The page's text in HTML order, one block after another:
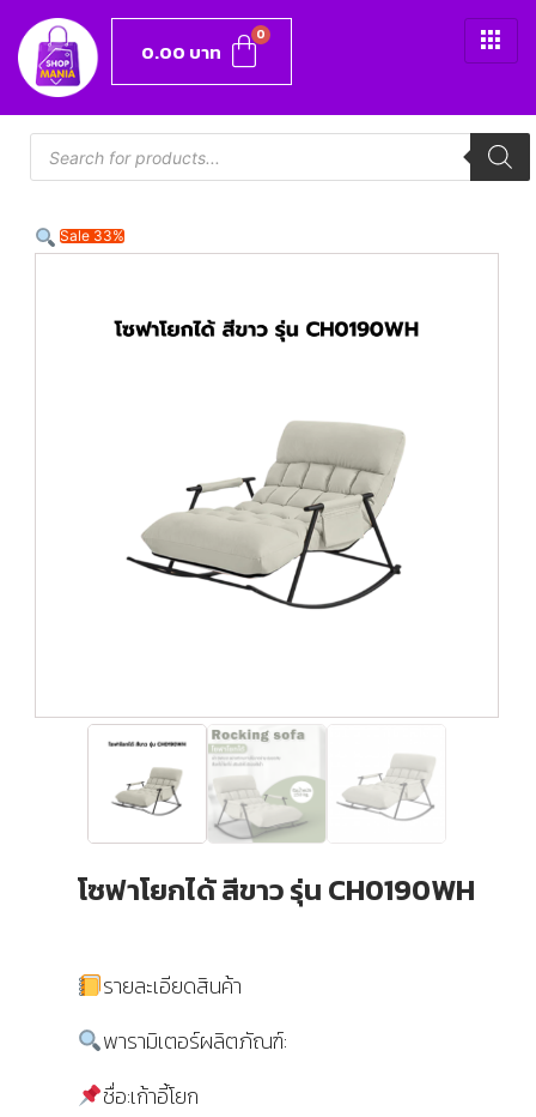
0.00 บาท
Sale 33%
โซฟาโยกได้ สีขาว รุ่น CH0190WH
รายละเอียดสินค้า
พารามิเตอร์ผลิตภัณฑ์:
ชื่อ:เก้าอี้โยก